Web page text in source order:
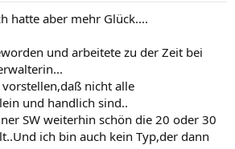
hatte aber mehr Glück....
und arbeitete zu der Zeit bei
nicht alle
und handlich sind..
SW weiterhin schön die 20 oder 30
ich bin auch kein Typ,der dann